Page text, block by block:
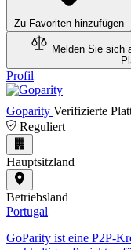
Zu Favoriten hinzufügen
Melden Sie sich
Profil
Goparity Verifizierte
Reguliert
Hauptsitzland
Betriebsland
Portugal
GoParity ist eine P2P-